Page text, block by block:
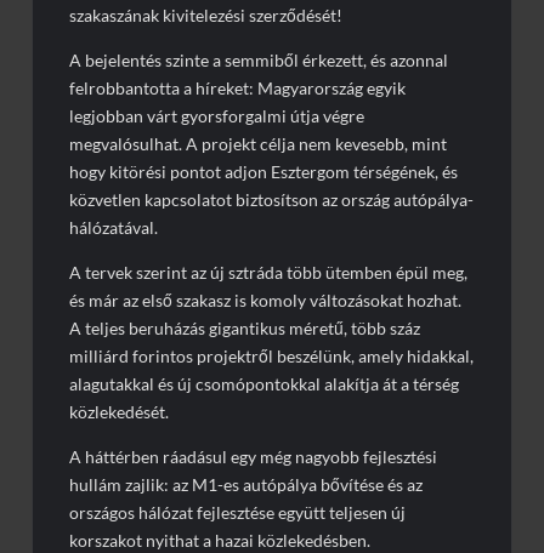
szakaszának kivitelezési szerződését!
A bejelentés szinte a semmiből érkezett, és azonnal
felrobbantotta a híreket: Magyarország egyik
legjobban várt gyorsforgalmi útja végre
megvalósulhat. A projekt célja nem kevesebb, mint
hogy kitörési pontot adjon Esztergom térségének, és
közvetlen kapcsolatot biztosítson az ország autópálya-
hálózatával.
A tervek szerint az új sztráda több ütemben épül meg,
és már az első szakasz is komoly változásokat hozhat.
A teljes beruházás gigantikus méretű, több száz
milliárd forintos projektről beszélünk, amely hidakkal,
alagutakkal és új csomópontokkal alakítja át a térség
közlekedését.
A háttérben ráadásul egy még nagyobb fejlesztési
hullám zajlik: az M1-es autópálya bővítése és az
országos hálózat fejlesztése együtt teljesen új
korszakot nyithat a hazai közlekedésben.